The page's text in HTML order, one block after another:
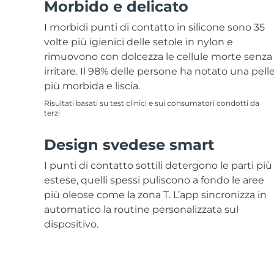
Morbido e delicato
I morbidi punti di contatto in silicone sono 35
volte più igienici delle setole in nylon e
rimuovono con dolcezza le cellule morte senza
irritare. Il 98% delle persone ha notato una
più morbida e liscia.
Risultati basati su test clinici e sui consumatori condotti da
terzi
Design svedese smart
I punti di contatto sottili detergono le parti più
estese, quelli spessi puliscono a fondo le aree
più oleose come la zona T. L’app sincronizza in
automatico la routine personalizzata sul
dispositivo.